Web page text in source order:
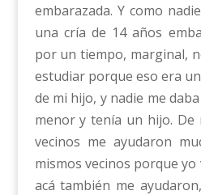
embarazada. Y como
una cría de 14 años
por un tiempo, marginal,
estudiar porque eso era
de mi hijo, y nadie me
menor y tenía un hijo. De
vecinos me ayudaron
mismos vecinos porque
acá también me